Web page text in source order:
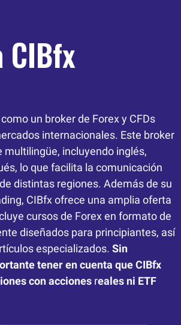
CIBfx
un broker de Forex y CFDs
internacionales. Este broker
multilingüe, incluyendo inglés,
lo que facilita la comunicación
distintas regiones. Además de su
CIBfx ofrece una amplia oferta
cursos de Forex en formato de
diseñados para principiantes, así
especializados. Sin
tener en cuenta que CIBfx
con acciones reales ni ETF